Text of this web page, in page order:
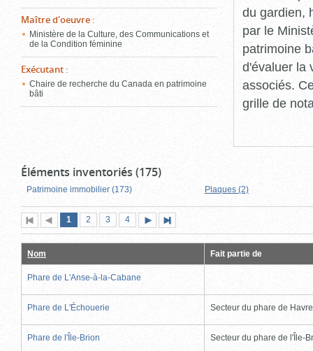
Maître d'oeuvre :
Ministère de la Culture, des Communications et
de la Condition féminine
Exécutant :
Chaire de recherche du Canada en patrimoine
bâti
du gardien,
par le
patrimoine
d'évaluer la
associés.
grille de
Éléments inventoriés (175)
Patrimoine immobilier (173) Plaques (2)
Première
page
Page
précédente
Page
1 (page
actuelle)
Page
2 Page
3 Page
4
suivante
page
Nom Fait partie de
Phare de L'Anse-à-la-Cabane
Phare de L'Échouerie Secteur du phare de
Phare de l'Île-Brion Secteur du phare de l'Île-